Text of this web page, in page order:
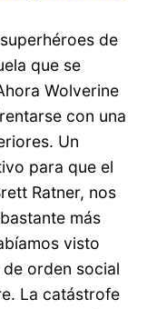
de
que se
Wolverine
con una
Un
para que el
Ratner, nos
más
visto
orden social
La catástrofe